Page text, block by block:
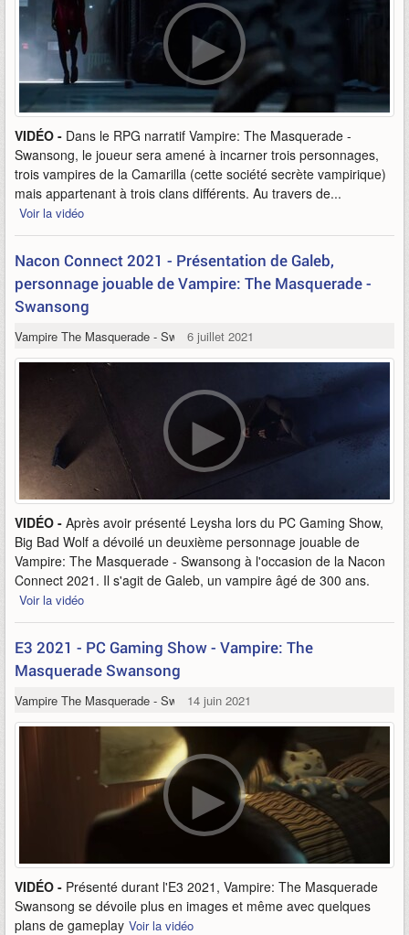
VIDÉO - Dans le RPG narratif Vampire: The Masquerade -
Swansong, le joueur sera amené à incarner trois personnages,
trois vampires de la Camarilla (cette société secrète vampirique)
mais appartenant à trois clans différents. Au travers de...
Voir la vidéo
Nacon Connect 2021 - Présentation de Galeb,
personnage jouable de Vampire: The Masquerade -
Swansong
Vampire The Masquerade - Swansong6 juillet 2021
VIDÉO - Après avoir présenté Leysha lors du PC Gaming Show,
Big Bad Wolf a dévoilé un deuxième personnage jouable de
Vampire: The Masquerade - Swansong à l'occasion de la Nacon
Connect 2021. Il s'agit de Galeb, un vampire âgé de 300 ans.
Voir la vidéo
E3 2021 - PC Gaming Show - Vampire: The
Masquerade Swansong
Vampire The Masquerade - Swansong14 juin 2021
VIDÉO - Présenté durant l'E3 2021, Vampire: The Masquerade
Swansong se dévoile plus en images et même avec quelques
plans de gameplay Voir la vidéo